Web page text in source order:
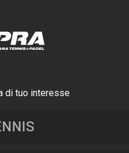
di tuo interesse